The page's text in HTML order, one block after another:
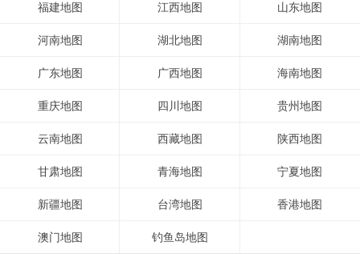
福建地图 江西地图 山东地图
河南地图 湖北地图 湖南地图
广东地图 广西地图 海南地图
重庆地图 四川地图 贵州地图
云南地图 西藏地图 陕西地图
甘肃地图 青海地图 宁夏地图
新疆地图 台湾地图 香港地图
澳门地图 钓鱼岛地图